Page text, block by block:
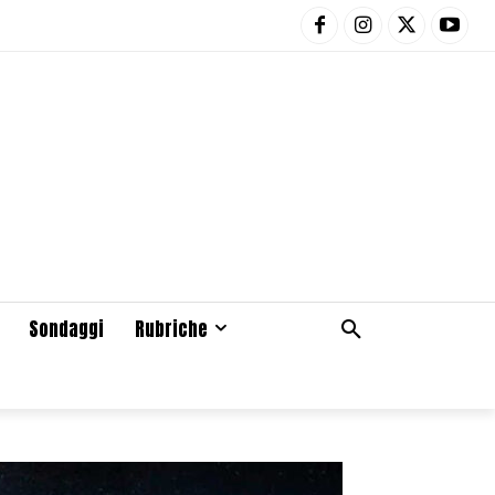
Sondaggi Rubriche